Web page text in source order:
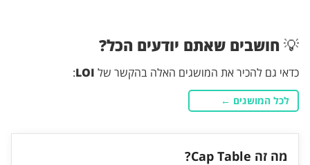
💡 חושבים שאתם יודעים הכל?
כדאי גם להכיר את המושגים האלה בהקשר של LOI
:
לכל המושגים ←
מה זה Cap Table?